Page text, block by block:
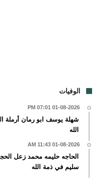
الوفيات
01-08-2026 07:01 PM
شهلة يوسف ابو رمان أرملة
الله
01-08-2026 11:43 AM
الحاجه حليمه محمد زعل
سليم في ذمة الله